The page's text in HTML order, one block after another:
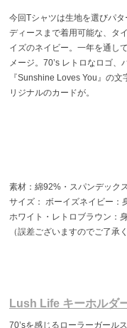
今回Tシャツは生地を選びパ
ディースまで着用可能な、タ
イズのネイビー。一年を通し
メージ。70’s レトロなロゴ
『Sunshine Loves You』の
リジナルのカードが。
素材：綿92%・スパンデック
サイズ： ボーイズネイビー：
ホワイト・レトロブラウン：
（誤差ございますのでご了承
Lush Life キーホルダ
70’sを感じるローラーガール